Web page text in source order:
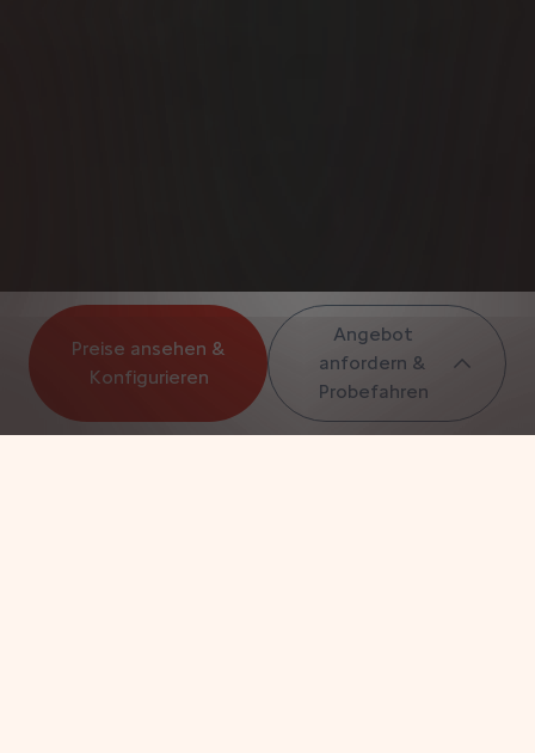
Preise ansehen &
Konfigurieren
Angebot
anfordern &
Probefahren